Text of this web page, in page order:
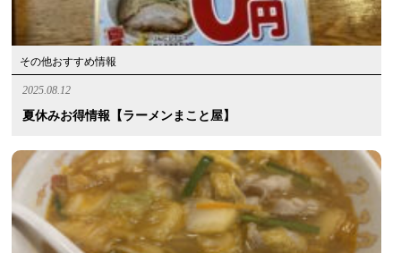
その他おすすめ情報
2025.08.12
夏休みお得情報【ラーメンまこと屋】